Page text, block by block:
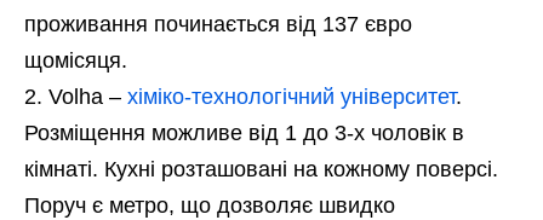
проживання починається від 137 євро
щомісяця.
Volha – хіміко-технологічний університет.
Розміщення можливе від 1 до 3-х чоловік в
кімнаті. Кухні розташовані на кожному поверсі.
Поруч є метро, що дозволяє швидко